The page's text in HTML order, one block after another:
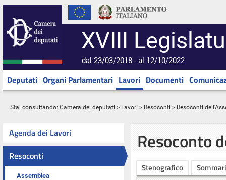
XVIII
dal 23/03/2018 - al 12/10/2022
Deputati Organi Parlamentari Lavori Documenti
Stai consultando: Camera dei deputati > Lavori > Resoconti > Resoconti
Agenda dei Lavori
Resoconti
Assemblea
Resoconto
Stenografico